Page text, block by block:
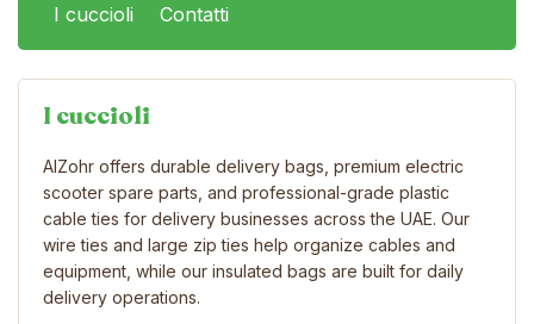
I cuccioli Contatti
I cuccioli
AlZohr offers durable delivery bags, premium electric
scooter spare parts, and professional-grade plastic
cable ties for delivery businesses across the UAE. Our
wire ties and large zip ties help organize cables and
equipment, while our insulated bags are built for daily
delivery operations.